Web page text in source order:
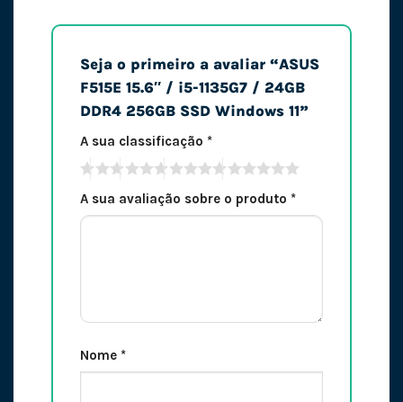
Seja o primeiro a avaliar “ASUS
F515E 15.6″ / i5-1135G7 / 24GB
DDR4 256GB SSD Windows 11”
A sua classificação *
A sua avaliação sobre o produto *
Nome *